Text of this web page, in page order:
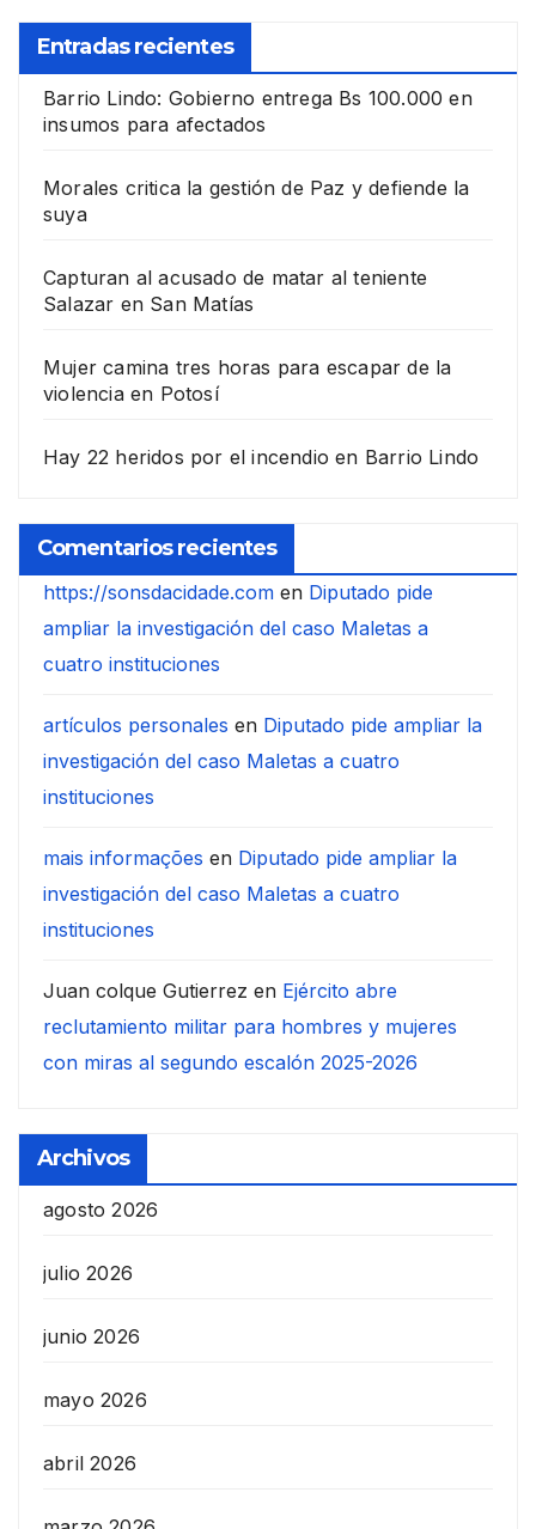
Entradas recientes
Barrio Lindo: Gobierno entrega Bs 100.000 en
insumos para afectados
Morales critica la gestión de Paz y defiende la
suya
Capturan al acusado de matar al teniente
Salazar en San Matías
Mujer camina tres horas para escapar de la
violencia en Potosí
Hay 22 heridos por el incendio en Barrio Lindo
Comentarios recientes
https://sonsdacidade.com en Diputado pide
ampliar la investigación del caso Maletas a
cuatro instituciones
artículos personales en Diputado pide ampliar la
investigación del caso Maletas a cuatro
instituciones
mais informações en Diputado pide ampliar la
investigación del caso Maletas a cuatro
instituciones
Juan colque Gutierrez en Ejército abre
reclutamiento militar para hombres y mujeres
con miras al segundo escalón 2025-2026
Archivos
agosto 2026
julio 2026
junio 2026
mayo 2026
abril 2026